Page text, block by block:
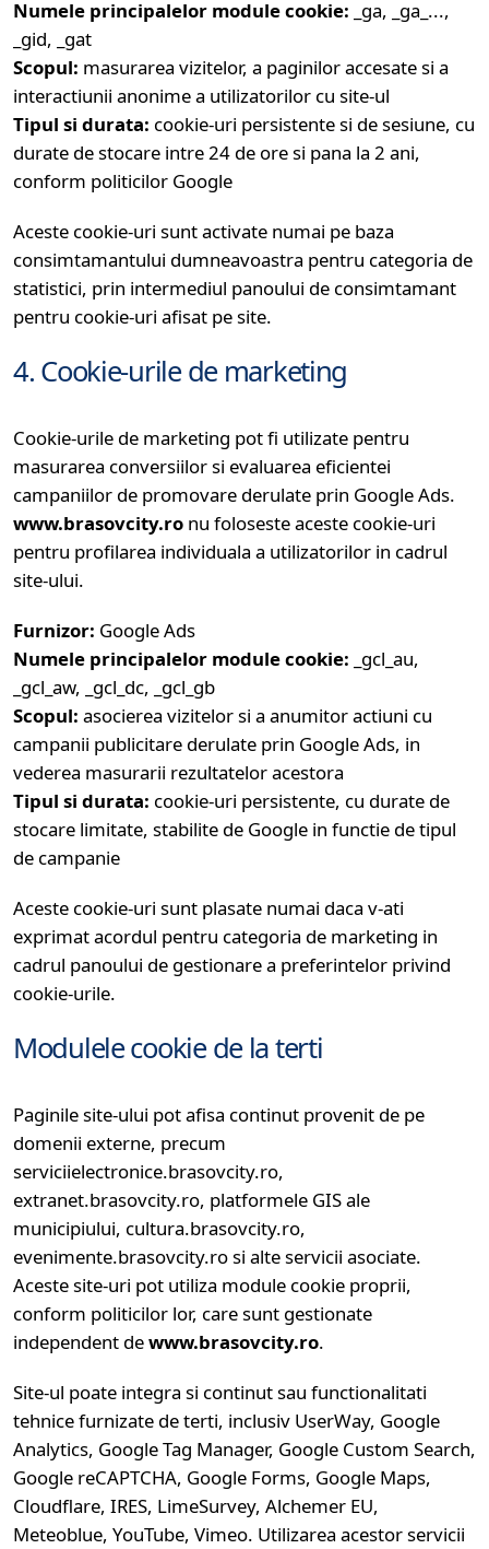
Numele principalelor module cookie: _ga, _ga_...,
_gid, _gat
Scopul: masurarea vizitelor, a paginilor accesate si a
interactiunii anonime a utilizatorilor cu site-ul
Tipul si durata: cookie-uri persistente si de sesiune, cu
durate de stocare intre 24 de ore si pana la 2 ani,
conform politicilor Google
Aceste cookie-uri sunt activate numai pe baza
consimtamantului dumneavoastra pentru categoria de
statistici, prin intermediul panoului de consimtamant
pentru cookie-uri afisat pe site.
4. Cookie-urile de marketing
Cookie-urile de marketing pot fi utilizate pentru
masurarea conversiilor si evaluarea eficientei
campaniilor de promovare derulate prin Google Ads.
www.brasovcity.ro nu foloseste aceste cookie-uri
pentru profilarea individuala a utilizatorilor in cadrul
site-ului.
Furnizor: Google Ads
Numele principalelor module cookie: _gcl_au,
_gcl_aw, _gcl_dc, _gcl_gb
Scopul: asocierea vizitelor si a anumitor actiuni cu
campanii publicitare derulate prin Google Ads, in
vederea masurarii rezultatelor acestora
Tipul si durata: cookie-uri persistente, cu durate de
stocare limitate, stabilite de Google in functie de tipul
de campanie
Aceste cookie-uri sunt plasate numai daca v-ati
exprimat acordul pentru categoria de marketing in
cadrul panoului de gestionare a preferintelor privind
cookie-urile.
Modulele cookie de la terti
Paginile site-ului pot afisa continut provenit de pe
domenii externe, precum
serviciielectronice.brasovcity.ro,
extranet.brasovcity.ro, platformele GIS ale
municipiului, cultura.brasovcity.ro,
evenimente.brasovcity.ro si alte servicii asociate.
Aceste site-uri pot utiliza module cookie proprii,
conform politicilor lor, care sunt gestionate
independent dewww.brasovcity.ro.
Site-ul poate integra si continut sau functionalitati
tehnice furnizate de terti, inclusiv UserWay, Google
Analytics, Google Tag Manager, Google Custom Search,
Google reCAPTCHA, Google Forms, Google Maps,
Cloudflare, IRES, LimeSurvey, Alchemer EU,
Meteoblue, YouTube, Vimeo. Utilizarea acestor servicii